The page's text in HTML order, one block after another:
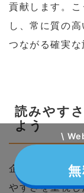
貢献します。
し、常に質の
つながる確実な
読みやす
よう
企業のウェブサ
やすさを重視
\